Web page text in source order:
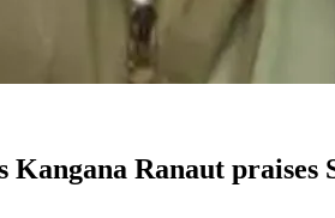
Kangana Ranaut